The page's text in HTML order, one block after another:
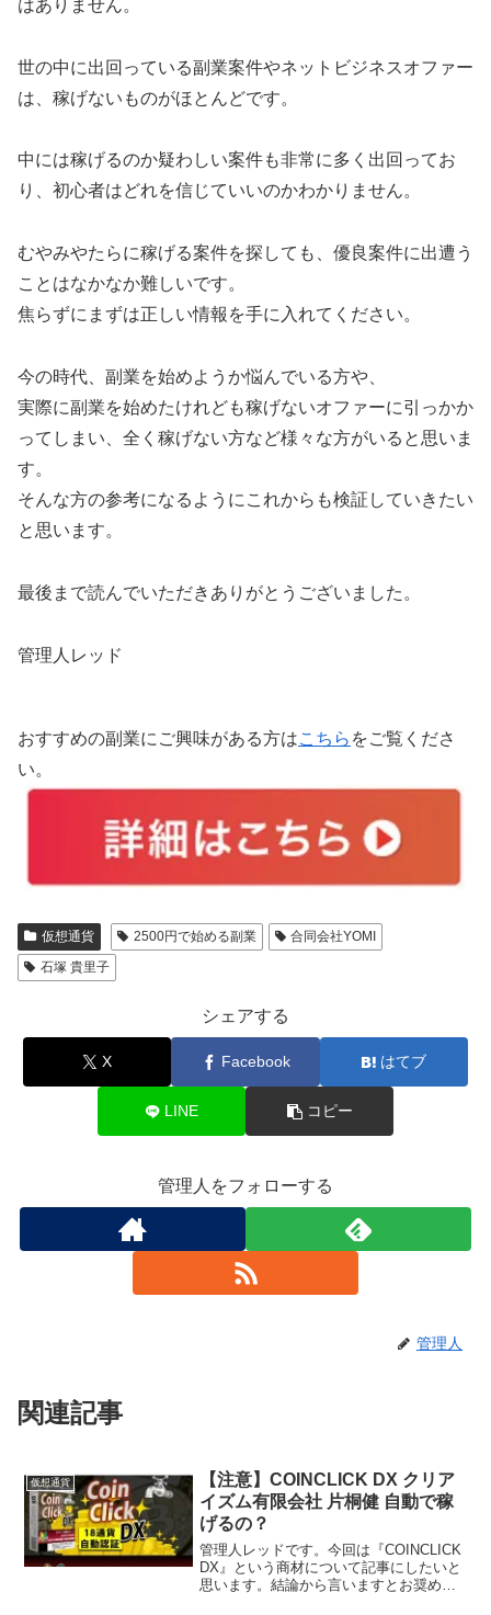
はありません。
世の中に出回っている副業案件やネットビジネスオファー
は、稼げないものがほとんどです。
中には稼げるのか疑わしい案件も非常に多く出回ってお
り、初心者はどれを信じていいのかわかりません。
むやみやたらに稼げる案件を探しても、優良案件に出遭う
ことはなかなか難しいです。
焦らずにまずは正しい情報を手に入れてください。
今の時代、副業を始めようか悩んでいる方や、
実際に副業を始めたけれども稼げないオファーに引っかか
ってしまい、全く稼げない方など様々な方がいると思いま
す。
そんな方の参考になるようにこれからも検証していきたい
と思います。
最後まで読んでいただきありがとうございました。
管理人レッド
おすすめの副業にご興味がある方はこちら をご覧くださ
い。
仮想通貨 2500円で始める副業
合同会社YOMI
石塚 貴里子
シェアする
X Facebook はてブ
LINE コピー
管理人をフォローする
管理人
関連記事
仮想通貨
【注意】COINCLICK DX クリア
イズム有限会社 片桐健 自動で稼
げるの？
管理人レッドです。今回は『COINCLICK
DX』という商材について記事にしたいと
思います。結論から言いますとお奨めで